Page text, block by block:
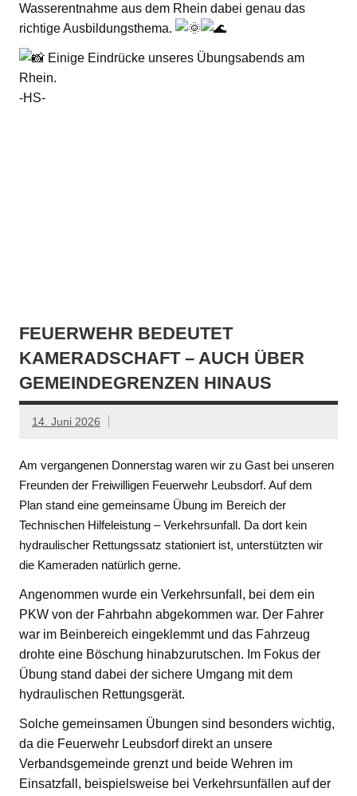
Wasserentnahme aus dem Rhein dabei genau das
richtige Ausbildungsthema.
Einige Eindrücke unseres Übungsabends am
Rhein.
-HS-
FEUERWEHR BEDEUTET
KAMERADSCHAFT – AUCH ÜBER
GEMEINDEGRENZEN HINAUS
14. Juni 2026
Am vergangenen Donnerstag waren wir zu Gast bei unseren
Freunden der Freiwilligen Feuerwehr Leubsdorf. Auf dem
Plan stand eine gemeinsame Übung im Bereich der
Technischen Hilfeleistung – Verkehrsunfall. Da dort kein
hydraulischer Rettungssatz stationiert ist, unterstützten wir
die Kameraden natürlich gerne.
Angenommen wurde ein Verkehrsunfall, bei dem ein
PKW von der Fahrbahn abgekommen war. Der Fahrer
war im Beinbereich eingeklemmt und das Fahrzeug
drohte eine Böschung hinabzurutschen. Im Fokus der
Übung stand dabei der sichere Umgang mit dem
hydraulischen Rettungsgerät.
Solche gemeinsamen Übungen sind besonders wichtig,
da die Feuerwehr Leubsdorf direkt an unsere
Verbandsgemeinde grenzt und beide Wehren im
Einsatzfall, beispielsweise bei Verkehrsunfällen auf der